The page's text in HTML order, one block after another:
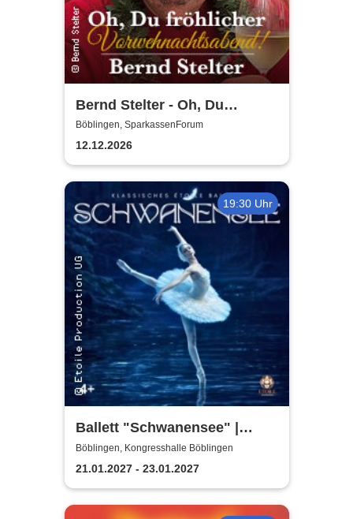
Bernd Stelter - Oh, Du
fröhlicher
Vorweihnachtsabend! 2026
Böblingen, SparkassenForum
12.12.2026
19:30 Uhr
Ballett "Schwanensee" |
Klassisches Etoile Ballett
Böblingen, Kongresshalle Böblingen
21.01.2027 - 23.01.2027